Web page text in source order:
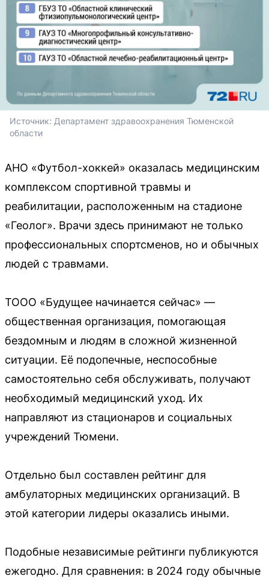
Источник: Департамент здравоохранения Тюменской
области
АНО «Футбол-хоккей» оказалась медицинским
комплексом спортивной травмы и
реабилитации, расположенным на стадионе
«Геолог». Врачи здесь принимают не только
профессиональных спортсменов, но и обычных
людей с травмами.
ТООО «Будущее начинается сейчас» —
общественная организация, помогающая
бездомным и людям в сложной жизненной
ситуации. Её подопечные, неспособные
самостоятельно себя обслуживать, получают
необходимый медицинский уход. Их
направляют из стационаров и социальных
учреждений Тюмени.
Отдельно был составлен рейтинг для
амбулаторных медицинских организаций. В
этой категории лидеры оказались иными.
Подобные независимые рейтинги публикуются
ежегодно. Для сравнения: в 2024 году обычные